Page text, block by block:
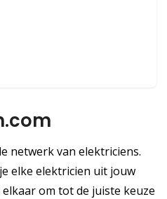
netwerk van elektriciens.
elke elektricien uit jouw
om tot de juiste keuze